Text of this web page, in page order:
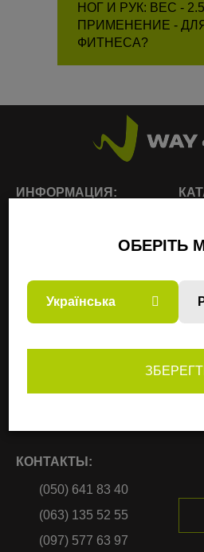
НОГ И РУК: ВЕС -
ПРИМЕНЕНИЕ -
ФИТНЕСА?
ИНФОРМАЦИЯ:
Партнерам
и
КОНТАКТЫ:
(050) 641 83 40
(063) 135 52 55
(097) 577 63 97
ОБЕРІТЬ
Українська